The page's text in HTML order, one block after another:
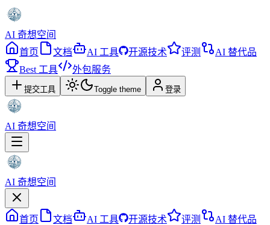
AI 奇想空间
首页
文档 AI 工具 开源技术 评测
AI 替代品
Best 工具
外包服务
提交工具 Toggle theme 登录
AI 奇想空间
AI 奇想空间
首页 文档 AI 工具 开源技术 评测
AI 替代品